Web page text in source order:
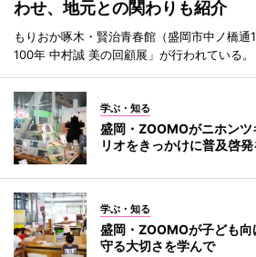
わせ、地元との関わりも紹介
もりおか啄木・賢治青春館（盛岡市中ノ橋通
100年 中村誠 美の回顧展」が行われている。
学ぶ・知る
盛岡・ZOOMOがニホン
リオをきっかけに普及啓発
学ぶ・知る
盛岡・ZOOMOが子ども
守る大切さを学んで